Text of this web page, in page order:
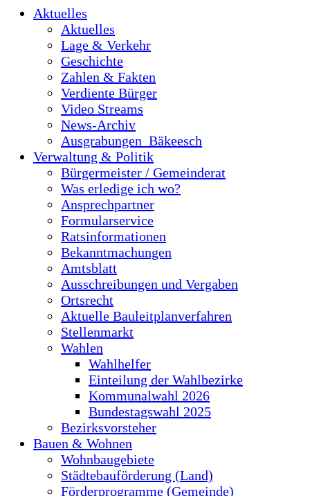
Aktuelles
Aktuelles
Lage & Verkehr
Geschichte
Zahlen & Fakten
Verdiente Bürger
Video Streams
News-Archiv
Ausgrabungen_Bäkeesch
Verwaltung & Politik
Bürgermeister / Gemeinderat
Was erledige ich wo?
Ansprechpartner
Formularservice
Ratsinformationen
Bekanntmachungen
Amtsblatt
Ausschreibungen und Vergaben
Ortsrecht
Aktuelle Bauleitplanverfahren
Stellenmarkt
Wahlen
Wahlhelfer
Einteilung der Wahlbezirke
Kommunalwahl 2026
Bundestagswahl 2025
Bezirksvorsteher
Bauen & Wohnen
Wohnbaugebiete
Städtebauförderung (Land)
Förderprogramme (Gemeinde)